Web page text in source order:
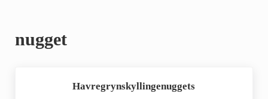
nugget
Havregrynskyllingenuggets